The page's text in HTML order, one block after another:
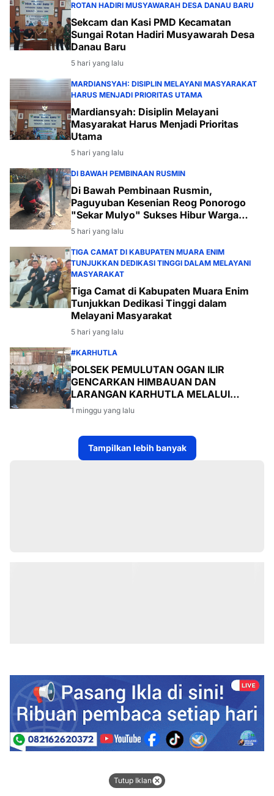
ROTAN HADIRI MUSYAWARAH DESA DANAU BARU
Sekcam dan Kasi PMD Kecamatan
Sungai Rotan Hadiri Musyawarah Desa
Danau Baru
5 hari yang lalu
MARDIANSYAH: DISIPLIN MELAYANI MASYARAKAT
HARUS MENJADI PRIORITAS UTAMA
Mardiansyah: Disiplin Melayani
Masyarakat Harus Menjadi Prioritas
Utama
5 hari yang lalu
DI BAWAH PEMBINAAN RUSMIN
Di Bawah Pembinaan Rusmin,
Paguyuban Kesenian Reog Ponorogo
"Sekar Mulyo" Sukses Hibur Warga
Desa Payabakal
5 hari yang lalu
TIGA CAMAT DI KABUPATEN MUARA ENIM
TUNJUKKAN DEDIKASI TINGGI DALAM MELAYANI
MASYARAKAT
Tiga Camat di Kabupaten Muara Enim
Tunjukkan Dedikasi Tinggi dalam
Melayani Masyarakat
5 hari yang lalu
#KARHUTLA
POLSEK PEMULUTAN OGAN ILIR
GENCARKAN HIMBAUAN DAN
LARANGAN KARHUTLA MELALUI
PROGRAM TSKD (TOURING SAMBANG
KE DESA-DESA
1 minggu yang lalu
Tampilkan lebih banyak
Tutup Iklan